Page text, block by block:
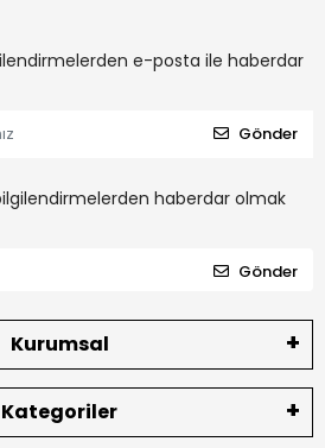
e-posta ile haberdar
Gönder
haberdar olmak
Gönder
Kurumsal
Kategoriler